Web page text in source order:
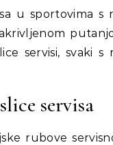
u sportovima
servisi, svaki s
servisa
rubove